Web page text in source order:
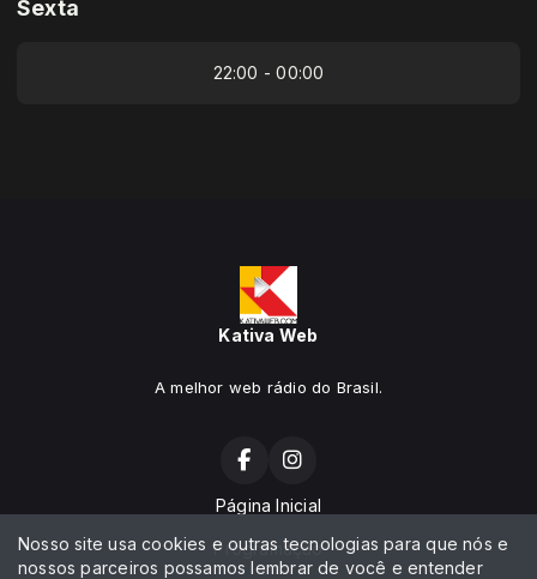
Sexta
22:00 - 00:00
Kativa Web
A melhor web rádio do Brasil.
Página Inicial
Programação
Nosso site usa cookies e outras tecnologias para que nós e
nossos parceiros possamos lembrar de você e entender